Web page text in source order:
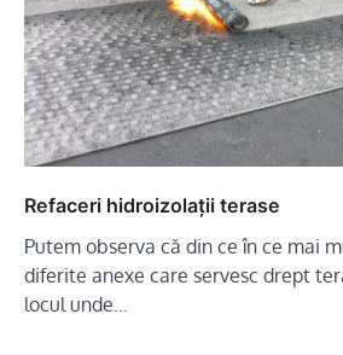
Refaceri hidroizolații terase
Putem observa că din ce în ce mai
diferite anexe care servesc drept
locul unde…